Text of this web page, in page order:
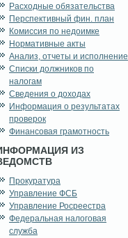
Расходные обязательства
Перспективный фин. план
Комиссия по недоимке
Нормативные акты
Анализ, отчеты и исполнение
Списки должников по
налогам
Сведения о доходах
Информация о результатах
проверок
Финансовая грамотность
ИЗ
Прокуратура
Управление ФСБ
Управление Росреестра
Федеральная налоговая
служба